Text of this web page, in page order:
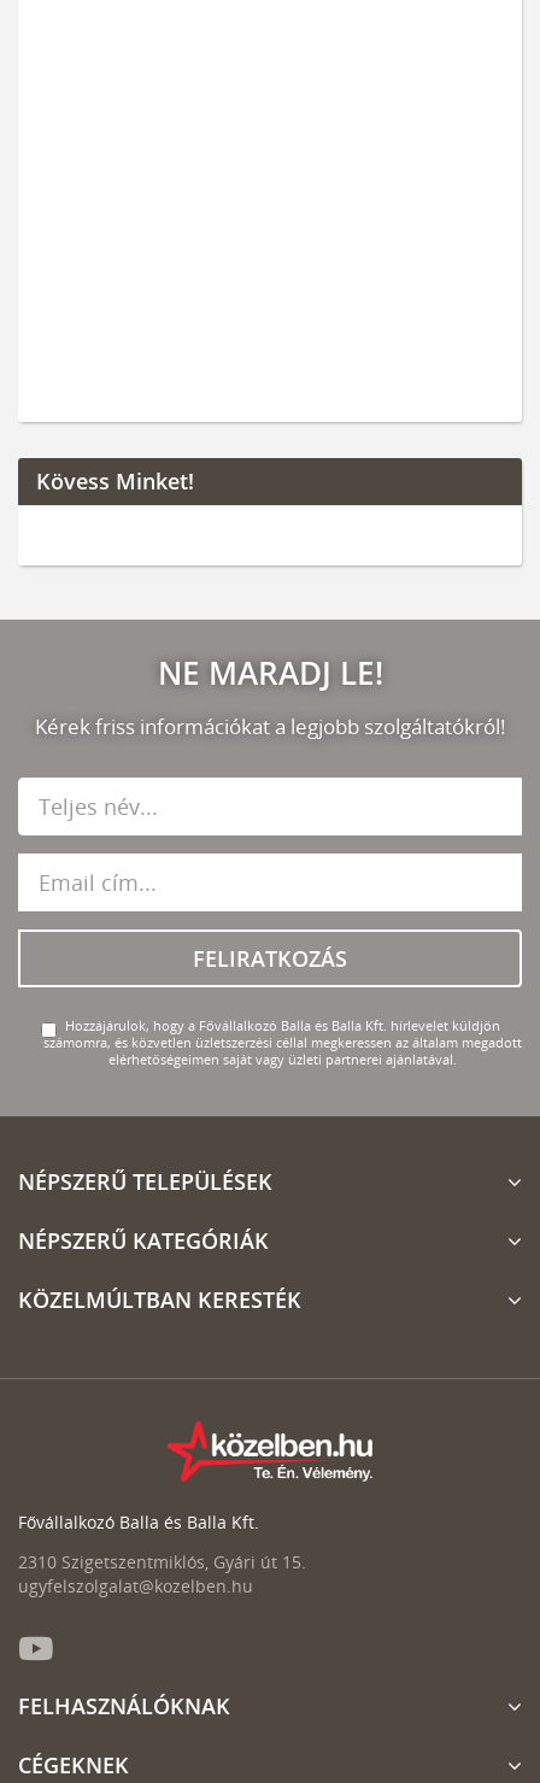
Kövess Minket!
NE MARADJ LE!
Kérek friss információkat a legjobb szolgáltatókról!
FELIRATKOZÁS
Hozzájárulok, hogy a Fővállalkozó Balla és Balla Kft. hírlevelet küldjön
számomra, és közvetlen üzletszerzési céllal megkeressen az általam megadott
elérhetőségeimen saját vagy üzleti partnerei ajánlatával.
NÉPSZERŰ TELEPÜLÉSEK
NÉPSZERŰ KATEGÓRIÁK
KÖZELMÚLTBAN KERESTÉK
Fővállalkozó Balla és Balla Kft.
2310 Szigetszentmiklós, Gyári út 15.
ugyfelszolgalat@kozelben.hu
FELHASZNÁLÓKNAK
CÉGEKNEK